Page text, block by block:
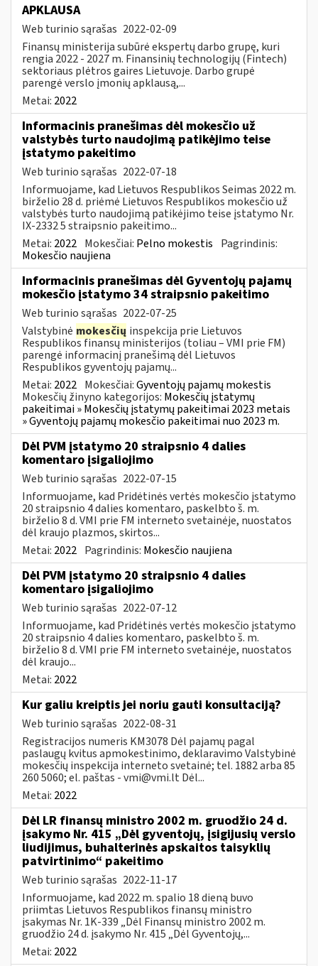
APKLAUSA
Web turinio sąrašas 2022-02-09
Finansų ministerija subūrė ekspertų darbo grupę, kuri
rengia 2022 - 2027 m. Finansinių technologijų (Fintech)
sektoriaus plėtros gaires Lietuvoje. Darbo grupė
parengė verslo įmonių apklausą,...
Metai: 2022
Informacinis pranešimas dėl mokesčio už
valstybės turto naudojimą patikėjimo teise
įstatymo pakeitimo
Web turinio sąrašas 2022-07-18
Informuojame, kad Lietuvos Respublikos Seimas 2022 m.
birželio 28 d. priėmė Lietuvos Respublikos mokesčio už
valstybės turto naudojimą patikėjimo teise įstatymo Nr.
IX-2332 5 straipsnio pakeitimo...
Metai: 2022 Mokesčiai: Pelno mokestis Pagrindinis:
Mokesčio naujiena
Informacinis pranešimas dėl Gyventojų pajamų
mokesčio įstatymo 34 straipsnio pakeitimo
Web turinio sąrašas 2022-07-25
Valstybinė mokesčių inspekcija prie Lietuvos
Respublikos finansų ministerijos (toliau – VMI prie FM)
parengė informacinį pranešimą dėl Lietuvos
Respublikos gyventojų pajamų...
Metai: 2022 Mokesčiai:Gyventojų pajamų mokestis
Mokesčių žinyno kategorijos: Mokesčių įstatymų
pakeitimai » Mokesčių įstatymų pakeitimai 2023 metais
» Gyventojų pajamų mokesčio pakeitimai nuo 2023 m.
Dėl PVM įstatymo 20 straipsnio 4 dalies
komentaro įsigaliojimo
Web turinio sąrašas 2022-07-15
Informuojame, kad Pridėtinės vertės mokesčio įstatymo
20 straipsnio 4 dalies komentaro, paskelbto š. m.
birželio 8 d. VMI prie FM interneto svetainėje, nuostatos
dėl kraujo plazmos, skirtos...
Metai: 2022 Pagrindinis: Mokesčio naujiena
Dėl PVM įstatymo 20 straipsnio 4 dalies
komentaro įsigaliojimo
Web turinio sąrašas 2022-07-12
Informuojame, kad Pridėtinės vertės mokesčio įstatymo
20 straipsnio 4 dalies komentaro, paskelbto š. m.
birželio 8 d. VMI prie FM interneto svetainėje, nuostatos
dėl kraujo...
Metai: 2022
Kur galiu kreiptis jei noriu gauti konsultaciją?
Web turinio sąrašas 2022-08-31
Registracijos numeris KM3078 Dėl pajamų pagal
paslaugų kvitus apmokestinimo, deklaravimo Valstybinė
mokesčių inspekcija interneto svetainė; tel. 1882 arba 85
260 5060; el. paštas -vmi@vmi.ltDėl...
Metai: 2022
Dėl LR finansų ministro 2002 m. gruodžio 24 d.
įsakymo Nr. 415 „Dėl gyventojų, įsigijusių verslo
liudijimus, buhalterinės apskaitos taisyklių
patvirtinimo“ pakeitimo
Web turinio sąrašas 2022-11-17
Informuojame, kad 2022 m. spalio 18 dieną buvo
priimtas Lietuvos Respublikos finansų ministro
įsakymas Nr. 1K-339 „Dėl Finansų ministro 2002 m.
gruodžio 24 d. įsakymo Nr. 415 „Dėl Gyventojų,...
Metai: 2022